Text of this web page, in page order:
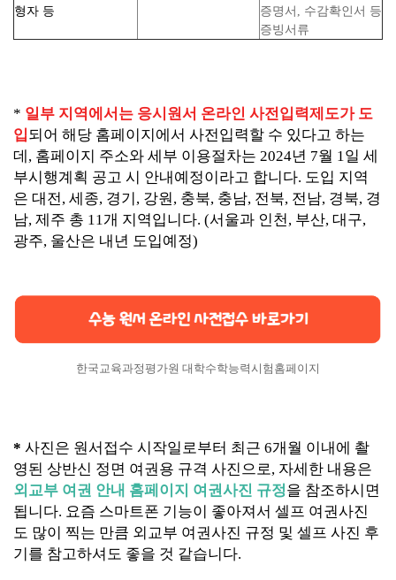
형자 등
증명서, 수감확인서 등
증빙서류
* 일부 지역에서는 응시원서 온라인 사전입력제도가 도
입되어 해당 홈페이지에서 사전입력할 수 있다고 하는
데, 홈페이지 주소와 세부 이용절차는 2024년 7월 1일 세
부시행계획 공고 시 안내예정이라고 합니다. 도입 지역
은 대전, 세종, 경기, 강원, 충북, 충남, 전북, 전남, 경북, 경
남, 제주 총 11개 지역입니다. (서울과 인천, 부산, 대구,
광주, 울산은 내년 도입예정)
한국교육과정평가원 대학수학능력시험홈페이지
* 사진은 원서접수 시작일로부터 최근 6개월 이내에 촬
영된 상반신 정면 여권용 규격 사진으로, 자세한 내용은
외교부 여권 안내 홈페이지 여권사진 규정을 참조하시면
됩니다. 요즘 스마트폰 기능이 좋아져서 셀프 여권사진
도 많이 찍는 만큼 외교부 여권사진 규정 및 셀프 사진 후
기를 참고하셔도 좋을 것 같습니다.